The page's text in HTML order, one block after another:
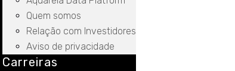
Quem somos
Relação com Investidores
Aviso de privacidade
Carreiras